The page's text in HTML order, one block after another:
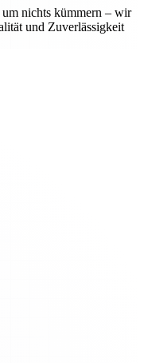
nichts kümmern – wir
und Zuverlässigkeit